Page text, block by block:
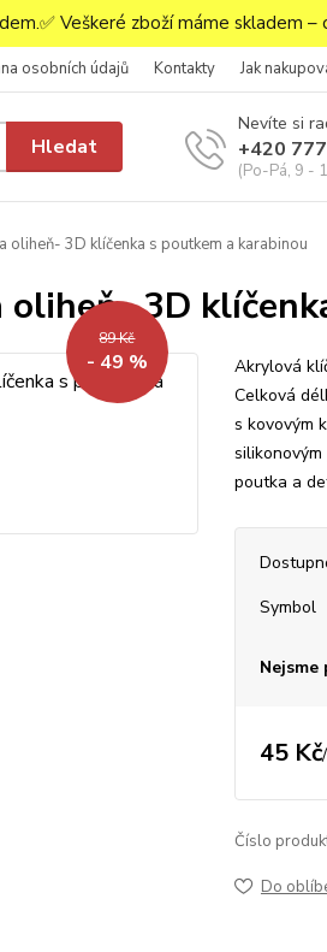
Veškeré zboží máme skladem
osobních údajů Kontakty Jak
Hledat
Nevíte si
+420
(Po-Pá, 9 -
oliheň- 3D klíčenka s poutkem a karabinou
oliheň- 3D
89 Kč
- 49 %
Akrylová
Celková
s kovovým
poutka a
Symbol
Nejsme
45 Kč/
Číslo
Do